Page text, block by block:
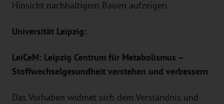
Hinsicht nachhaltigem Bauen aufzeigen.
Universität Leipzig:
LeiCeM: Leipzig Centrum für Metabolismus –
Stoffwechselgesundheit verstehen und verbessern
Das Vorhaben widmet sich dem Verständnis und